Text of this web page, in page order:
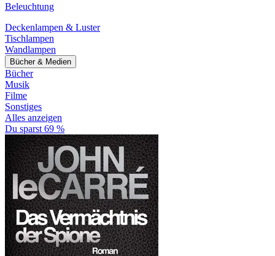
Beleuchtung
Deckenlampen & Luster
Tischlampen
Wandlampen
Bücher & Medien
Bücher
Musik
Filme
Sonstiges
Alles anzeigen
Du sparst 69 %